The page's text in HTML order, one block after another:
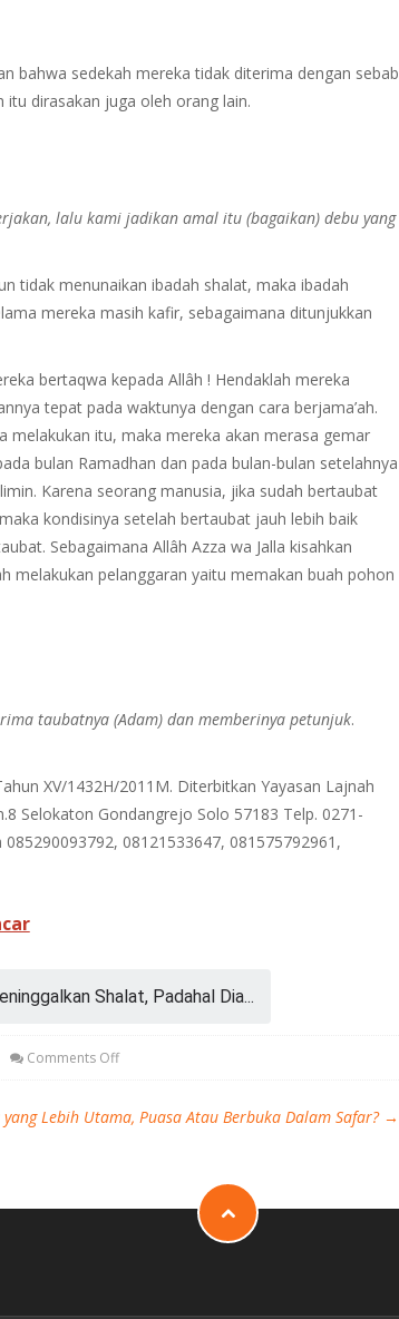
bahwa sedekah mereka tidak diterima dengan sebab
dirasakan juga oleh orang lain.
lalu kami jadikan amal itu (bagaikan) debu yang
tidak menunaikan ibadah shalat, maka ibadah
mereka masih kafir, sebagaimana ditunjukkan
bertaqwa kepada Allâh ! Hendaklah mereka
tepat pada waktunya dengan cara berjama’ah.
melakukan itu, maka mereka akan merasa gemar
bulan Ramadhan dan pada bulan-bulan setelahnya
Karena seorang manusia, jika sudah bertaubat
kondisinya setelah bertaubat jauh lebih baik
Sebagaimana Allâh Azza wa Jalla kisahkan
melakukan pelanggaran yaitu memakan buah pohon
taubatnya (Adam) dan memberinya petunjuk.
XV/1432H/2011M. Diterbitkan Yayasan Lajnah
Selokaton Gondangrejo Solo 57183 Telp. 0271-
08121533647, 081575792961,
Shalat, Padahal Dia...
Comments Off
Lebih Utama, Puasa Atau Berbuka Dalam Safar? →